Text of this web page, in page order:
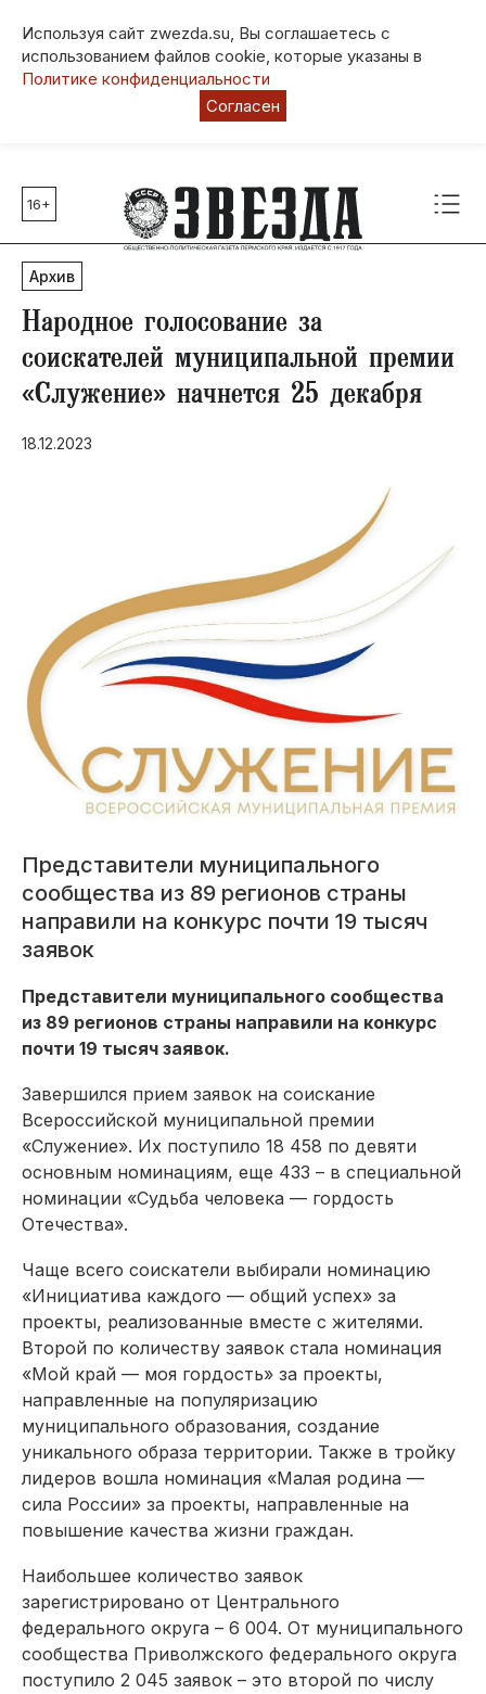
Используя сайт zwezda.su, Вы соглашаетесь с
использованием файлов cookie, которые указаны в
Политике конфиденциальности
Согласен
Главные темы
80 лет Победы
Молодежная столица РФ
СВО
Выборы в Пермском крае
Социальная поддержка
Инфраструктура
Благоустройство
16+
Архив
Народное голосование за
соискателей муниципальной премии
«Служение» начнется 25 декабря
18.12.2023
Представители муниципального
сообщества из 89 регионов страны
направили на конкурс почти 19 тысяч
заявок
Представители муниципального сообщества
из 89 регионов страны направили на конкурс
почти 19 тысяч заявок.
Завершился прием заявок на соискание
Всероссийской муниципальной премии
«Служение». Их поступило 18 458 по девяти
основным номинациям, еще 433 – в специальной
номинации «Судьба человека — гордость
Отечества».
Чаще всего соискатели выбирали номинацию
«Инициатива каждого — общий успех» за
проекты, реализованные вместе с жителями.
Второй по количеству заявок стала номинация
«Мой край — моя гордость» за проекты,
направленные на популяризацию
муниципального образования, создание
уникального образа территории. Также в тройку
лидеров вошла номинация «Малая родина —
сила России» за проекты, направленные на
повышение качества жизни граждан.
Наибольшее количество заявок
зарегистрировано от Центрального
федерального округа – 6 004. От муниципального
сообщества Приволжского федерального округа
поступило 2 045 заявок – это второй по числу